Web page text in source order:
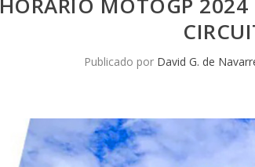
HORARIO MOTOGP 2024
Publicado por David G. de